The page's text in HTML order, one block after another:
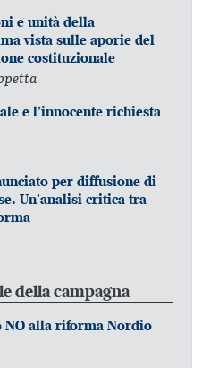
e unità della
vista sulle aporie del
costituzionale
e l’innocente richiesta
per diffusione di
Un’analisi critica tra
della campagna
NO alla riforma Nordio